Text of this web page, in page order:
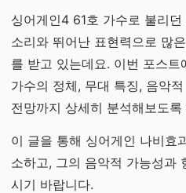
싱어게인4 61호 가수로 불리
소리와 뛰어난 표현력으로 많
를 받고 있는데요. 이번 포스
가수의 정체, 무대 특징, 음악
전망까지 상세히 분석해보도록
이 글을 통해 싱어게인 나비효
소하고, 그의 음악적 가능성과
시기 바랍니다.